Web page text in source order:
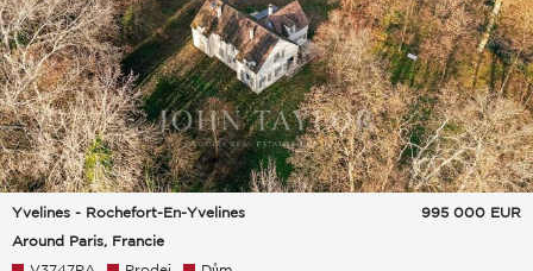
Yvelines - Rochefort-En-Yvelines
Around Paris, Francie
995 000 EUR